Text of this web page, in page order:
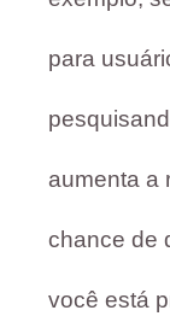
para
aumenta a
chance de
você está